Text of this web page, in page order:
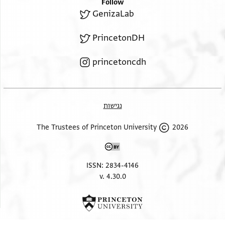
Follow
GenizaLab
PrincetonDH
princetoncdh
נגישות
2026 The Trustees of Princeton University
ISSN: 2834-4146
v. 4.30.0